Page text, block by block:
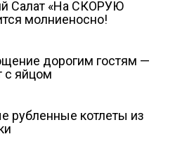
Салат «На СКОРУЮ
молниеносно!
дорогим гостям —
с яйцом
рубленные котлеты из